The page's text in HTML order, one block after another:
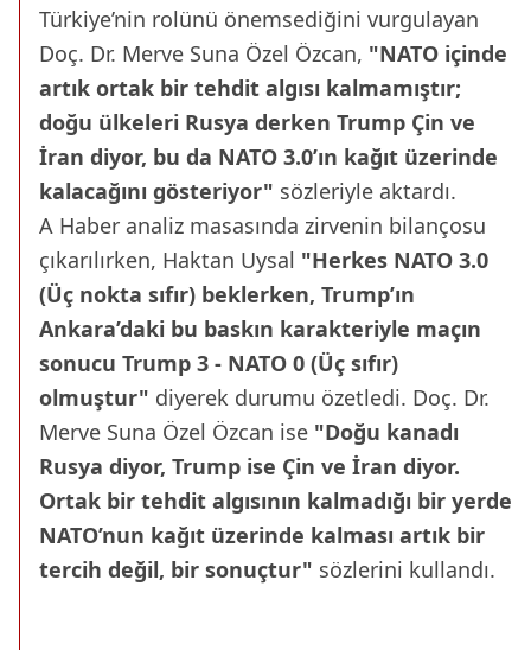
Türkiye’nin rolünü önemsediğini vurgulayan
Doç. Dr. Merve Suna Özel Özcan, "NATO içinde
artık ortak bir tehdit algısı kalmamıştır;
doğu ülkeleri Rusya derken Trump Çin ve
İran diyor, bu da NATO 3.0’ın kağıt üzerinde
kalacağını gösteriyor" sözleriyle aktardı.
A Haber analiz masasında zirvenin bilançosu
çıkarılırken, Haktan Uysal "Herkes NATO 3.0
(Üç nokta sıfır) beklerken, Trump’ın
Ankara’daki bu baskın karakteriyle maçın
sonucu Trump 3 - NATO 0 (Üç sıfır)
olmuştur" diyerek durumu özetledi. Doç. Dr.
Merve Suna Özel Özcan ise "Doğu kanadı
Rusya diyor, Trump ise Çin ve İran diyor.
Ortak bir tehdit algısının kalmadığı bir yerde
NATO’nun kağıt üzerinde kalması artık bir
tercih değil, bir sonuçtur" sözlerini kullandı.